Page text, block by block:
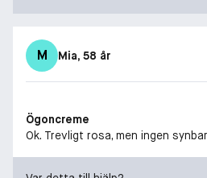
M Mia, 58 år
Ögoncreme
Ok. Trevligt rosa, men ingen